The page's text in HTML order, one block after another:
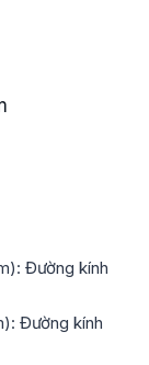
Đường kính
Đường kính